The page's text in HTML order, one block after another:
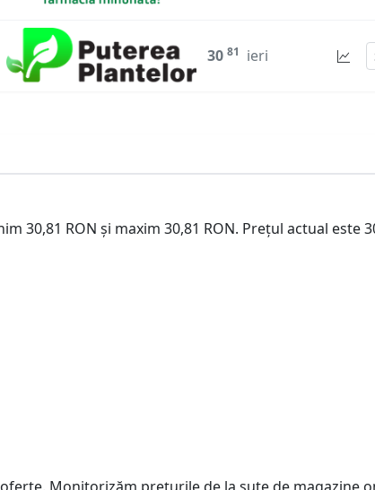
30 81 ieri
RON și maxim 30,81 RON. Prețul actual este